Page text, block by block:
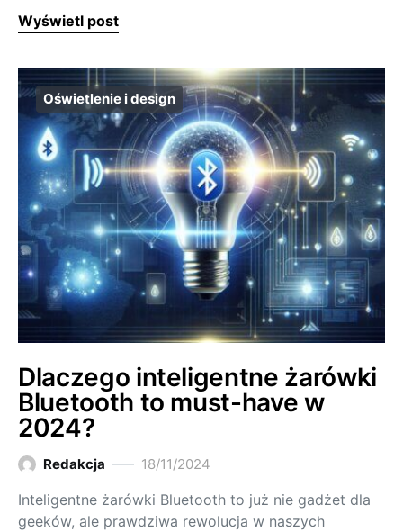
Wyświetl post
Oświetlenie i design
Dlaczego inteligentne żarówki
Bluetooth to must-have w
2024?
Redakcja 18/11/2024
Inteligentne żarówki Bluetooth to już nie gadżet dla
geeków, ale prawdziwa rewolucja w naszych